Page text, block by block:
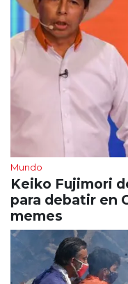
Mundo
Keiko Fujimori
para debatir en
memes